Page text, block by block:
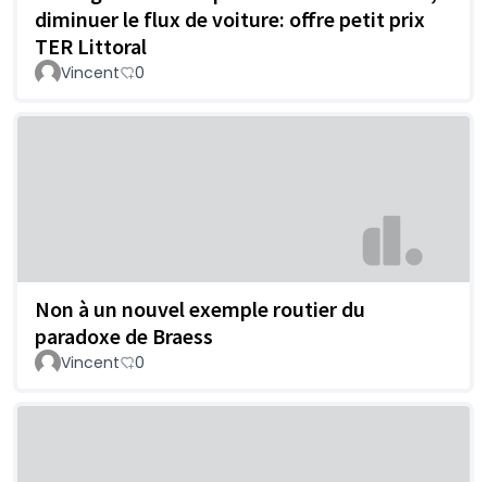
diminuer le flux de voiture: offre petit prix
TER Littoral
Vincent 0
Non à un nouvel exemple routier du
paradoxe de Braess
Vincent 0